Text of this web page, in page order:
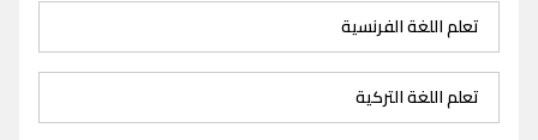
تعلم اللغة الفرنسية
تعلم اللغة التركية